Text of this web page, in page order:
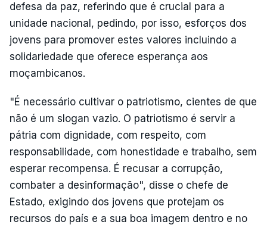
defesa da paz, referindo que é crucial para a
unidade nacional, pedindo, por isso, esforços dos
jovens para promover estes valores incluindo a
solidariedade que oferece esperança aos
moçambicanos.
"É necessário cultivar o patriotismo, cientes de que
não é um slogan vazio. O patriotismo é servir a
pátria com dignidade, com respeito, com
responsabilidade, com honestidade e trabalho, sem
esperar recompensa. É recusar a corrupção,
combater a desinformação", disse o chefe de
Estado, exigindo dos jovens que protejam os
recursos do país e a sua boa imagem dentro e no